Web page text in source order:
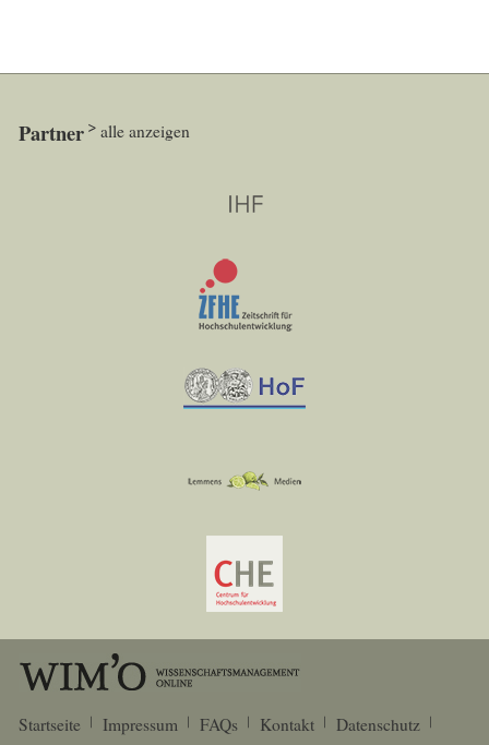
Partner alle anzeigen
Startseite Impressum FAQs Kontakt Datenschutz